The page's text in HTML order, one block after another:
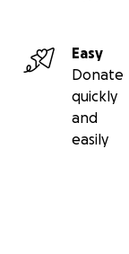
Easy
Donate
quickly
and
easily